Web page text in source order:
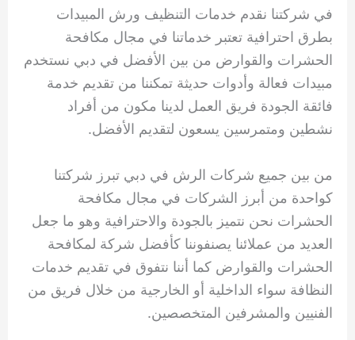
في شركتنا نقدم خدمات التنظيف ورش المبيدات
بطرق احترافية تعتبر خدماتنا في مجال مكافحة
الحشرات والقوارض من بين الأفضل في دبي نستخدم
مبيدات فعالة وأدوات حديثة تمكننا من تقديم خدمة
فائقة الجودة فريق العمل لدينا مكون من أفراد
نشطين ومتمرسين يسعون لتقديم الأفضل.
من بين جميع شركات الرش في دبي تبرز شركتنا
كواحدة من أبرز الشركات في مجال مكافحة
الحشرات نحن نتميز بالجودة والاحترافية وهو ما جعل
العديد من عملائنا يصنفوننا كأفضل شركة لمكافحة
الحشرات والقوارض كما أننا نتفوق في تقديم خدمات
النظافة سواء الداخلية أو الخارجية من خلال فريق من
الفنيين والمشرفين المتخصصين.